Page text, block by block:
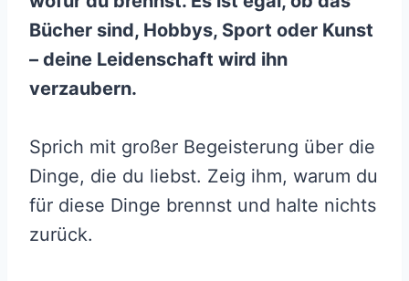
Bücher sind, Hobbys, Sport oder Kunst
– deine Leidenschaft wird ihn
verzaubern.
Sprich mit großer Begeisterung über die
Dinge, die du liebst. Zeig ihm, warum du
für diese Dinge brennst und halte nichts
zurück.